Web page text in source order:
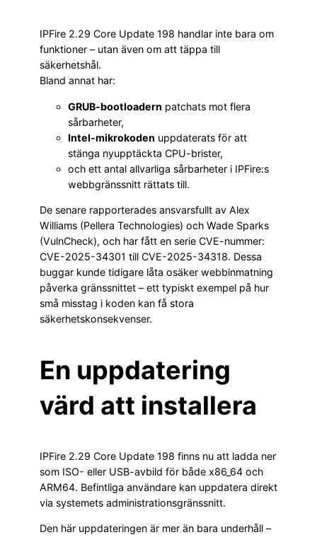
IPFire 2.29 Core Update 198 handlar inte bara om
funktioner – utan även om att täppa till
säkerhetshål.
Bland annat har:
GRUB-bootloadern patchats mot flera
sårbarheter,
Intel-mikrokoden uppdaterats för att
stänga nyupptäckta CPU-brister,
och ett antal allvarliga sårbarheter i IPFire:s
webbgränssnitt rättats till.
De senare rapporterades ansvarsfullt av Alex
Williams (Pellera Technologies) och Wade Sparks
(VulnCheck), och har fått en serie CVE-nummer:
CVE-2025-34301 till CVE-2025-34318. Dessa
buggar kunde tidigare låta osäker webbinmatning
påverka gränssnittet – ett typiskt exempel på hur
små misstag i koden kan få stora
säkerhetskonsekvenser.
En uppdatering
värd att installera
IPFire 2.29 Core Update 198 finns nu att ladda ner
som ISO- eller USB-avbild för både x86_64 och
ARM64. Befintliga användare kan uppdatera direkt
via systemets administrationsgränssnitt.
Den här uppdateringen är mer än bara underhåll –